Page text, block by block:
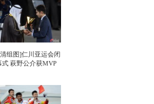
组图]仁川亚运会闭
式 萩野公介获MVP